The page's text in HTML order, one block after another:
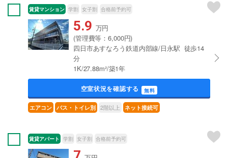
賃貸マンション 学割 女子割 合格前予約可
5.9 万円
(管理費等：6,000円)
四日市あすなろう鉄道内部線/日永駅 徒歩14
分
1K/27.88m²/築1年
空室状況を確認する 無料
エアコン バス・トイレ別 2階以上 ネット接続可
賃貸アパート 学割 女子割 合格前予約可